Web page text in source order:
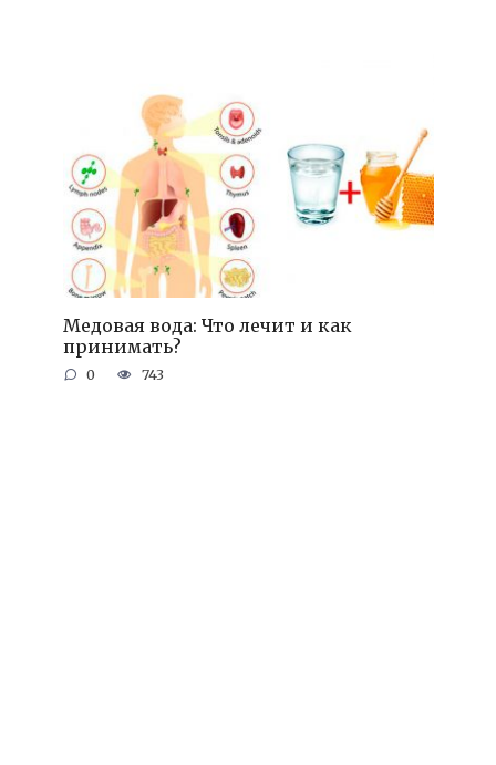
Медовая вода: Что лечит и как
принимать?
0 743